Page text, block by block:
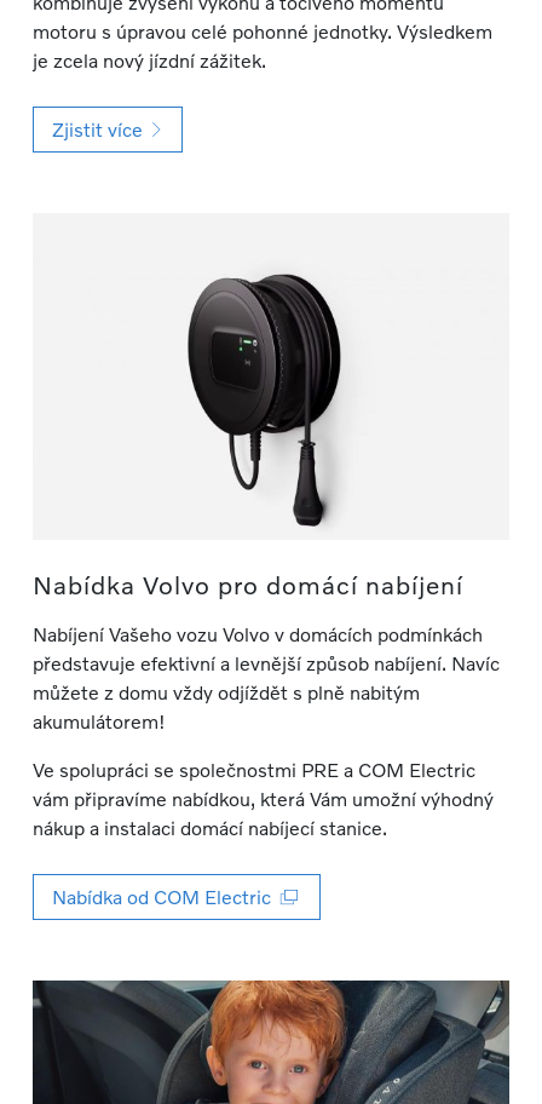
motoru s úpravou celé pohonné jednotky. Výsledkem
je zcela nový jízdní zážitek.
Zjistit více
Nabídka Volvo pro domácí nabíjení
Nabíjení Vašeho vozu Volvo v domácích podmínkách
představuje efektivní a levnější způsob nabíjení. Navíc
můžete z domu vždy odjíždět s plně nabitým
akumulátorem!
Ve spolupráci se společnostmi PRE a COM Electric
vám připravíme nabídkou, která Vám umožní výhodný
nákup a instalaci domácí nabíjecí stanice.
Nabídka od COM Electric